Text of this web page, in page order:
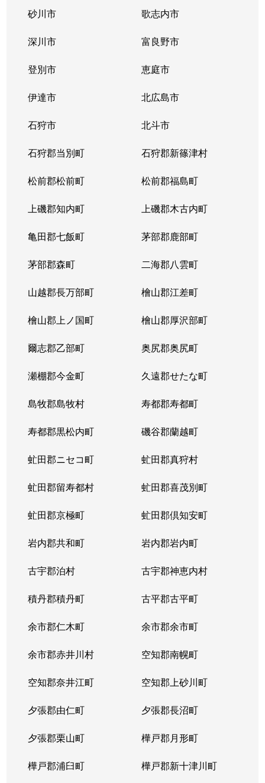
砂川市 歌志内市
深川市 富良野市
登別市 恵庭市
伊達市 北広島市
石狩市 北斗市
石狩郡当別町 石狩郡新篠津村
松前郡松前町 松前郡福島町
上磯郡知内町 上磯郡木古内町
亀田郡七飯町 茅部郡鹿部町
茅部郡森町 二海郡八雲町
山越郡長万部町 檜山郡江差町
檜山郡上ノ国町 檜山郡厚沢部町
爾志郡乙部町 奥尻郡奥尻町
瀬棚郡今金町 久遠郡せたな町
島牧郡島牧村 寿都郡寿都町
寿都郡黒松内町 磯谷郡蘭越町
虻田郡ニセコ町 虻田郡真狩村
虻田郡留寿都村 虻田郡喜茂別町
虻田郡京極町 虻田郡倶知安町
岩内郡共和町 岩内郡岩内町
古宇郡泊村 古宇郡神恵内村
積丹郡積丹町 古平郡古平町
余市郡仁木町 余市郡余市町
余市郡赤井川村 空知郡南幌町
空知郡奈井江町 空知郡上砂川町
夕張郡由仁町 夕張郡長沼町
夕張郡栗山町 樺戸郡月形町
樺戸郡浦臼町 樺戸郡新十津川町